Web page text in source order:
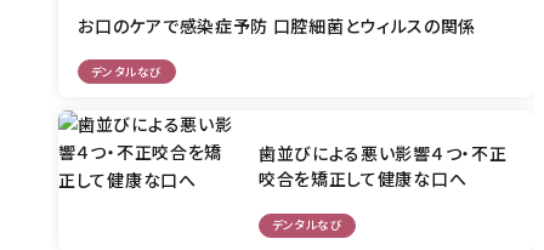
お口のケアで感染症予防 口腔細菌とウィルスの関係
デンタルなび
歯並びによる悪い影響４つ・不正
咬合を矯正して健康な口へ
デンタルなび